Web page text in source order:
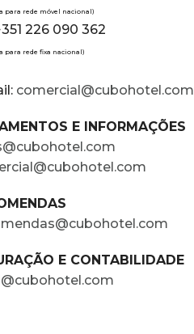
para rede móvel nacional)
226 090 362
para rede fixa nacional)
comercial@cubohotel.com
E INFORMAÇÕES
E CONTABILIDADE